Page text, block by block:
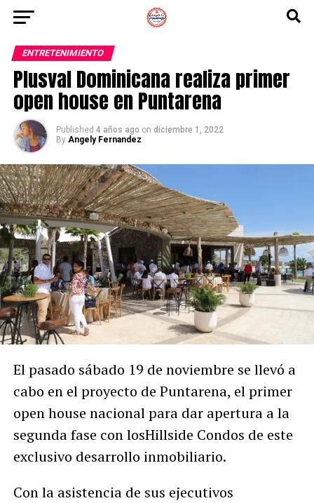
ENTRETENIMIENTO
Plusval Dominicana realiza primer
open house en Puntarena
Published 4 años ago on diciembre 1, 2022
By Angely Fernandez
El pasado sábado 19 de noviembre se llevó a
cabo en el proyecto de Puntarena, el primer
open house nacional para dar apertura a la
segunda fase con losHillside Condos de este
exclusivo desarrollo inmobiliario.
Con la asistencia de sus ejecutivos